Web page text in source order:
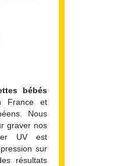
bébés
France et
Nous
graver nos
UV est
sur
résultats